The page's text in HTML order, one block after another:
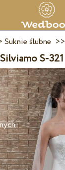
Suknie ślubne >>
S-321
zainteresowanych